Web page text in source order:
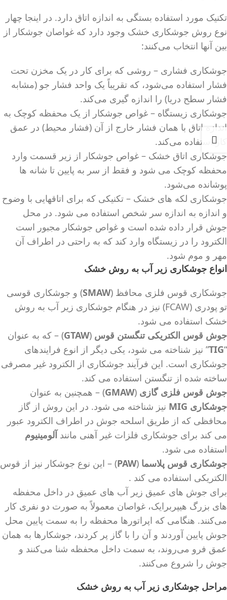
تکنیک مورد استفاده بستگی به اندازه اتاق دارد. در اینجا چهار
نوع روش جوشکاری خشک وجود دارد که غواصان جوشکار از
بین آنها انتخاب می‌کنند:
جوشکاری فشاری – روشی که برای کار در یک مخزن تحت
فشار استفاده می‌شود، که تقریباً یک واحد فشار جو (مشابه
فشار سطح دریا) را اندازه گیری می‌کند.
جوشکاری زیستگاه – غواص جوشکار از یک محفظه کوچک به
اندازه اتاق با همان فشار خارج از آن (فشار محیط) در عمق
کار استفاده می‌کند.
جوشکاری اتاق خشک – غواص جوشکار از زیر قسمت وارد
محفظه کوچک می شود و فقط از سر به پایین تا شانه ها
پوشانده می‌شود.
جوشکاری لکه های خشک – تکنیکی که برای اتاقهایی با وضوح
و اندازه به اندازه سر شخص استفاده می شود. در محل
جوش قرار داده شده است و غواص جوشکار مجبور است
الکترود را در زیستگاه وارد کند که به راحتی در اطراف آن
مهر و موم شود.
انواع جوشکاری زیر آب به روش خشک
جوشکاری قوس فلزی محافظ (SMAW) و جوشکاری قوسی
تو پودری (FCAW) نیز در هنگام جوشکاری زیر آب به روش
خشک استفاده می شود.
جوش قوس الکتریکی تنگستن قوس (
GTAW) – که به عنوان
“
TIG” نیز شناخته می شود، یکی دیگر از انوع فرایندهای
جوشکاری است. این فرآیند جوشکاری از الکترود غیر مصرفی
ساخته شده از تنگستن استفاده می کند.
جوش قوس فلزی گازی (
GMAW) – همچنین به عنوان
جوشکاری MIG
نیز شناخته می شود. در این روش از گاز
محافظی که از طریق اسلحه جوش در اطراف الکترود عبور
می کند برای جوشکاری فلزات غیر آهنی مانندآلومینیوم
استفاده می شود.
جوشکاری قوس پلاسما (
PAW) – این نوع جوشکار نیز از قوس
الکتریکی استفاده می کند .
برای جوش های عمیق زیر آب های عمیق در داخل محفظه
های بزرگ هیپربرایک، غواصان معمولاً به صورت دو نفری کار
می‌کنند. هنگامی که اپراتورها محفظه را به سمت پایین محل
جوش پایین آوردند و آن را با گاز پر کردند، جوشکارها به همان
عمق فرو می‌روند، به سمت داخل محفظه شنا می‌کنند و
جوش را شروع می‌کنند.
مراحل جوشکاری زیر آب به روش خشک